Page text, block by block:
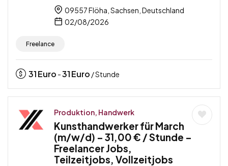
09557 Flöha, Sachsen, Deutschland
02/08/2026
Freelance
31Euro -31Euro / Stunde
Produktion, Handwerk
Kunsthandwerker für March
(m/w/d) – 31,00 € / Stunde –
Freelancer Jobs,
Teilzeitjobs, Vollzeitjobs